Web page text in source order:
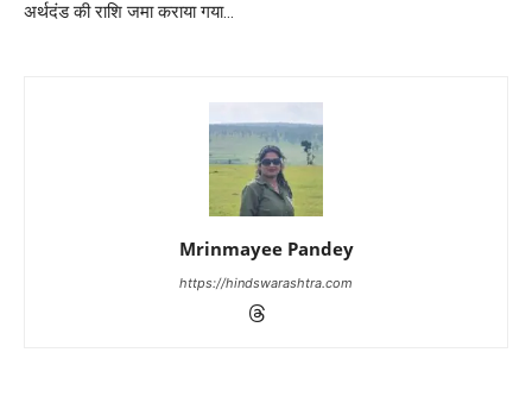
अर्थदंड की राशि जमा कराया गया…
Mrinmayee Pandey
https://hindswarashtra.com